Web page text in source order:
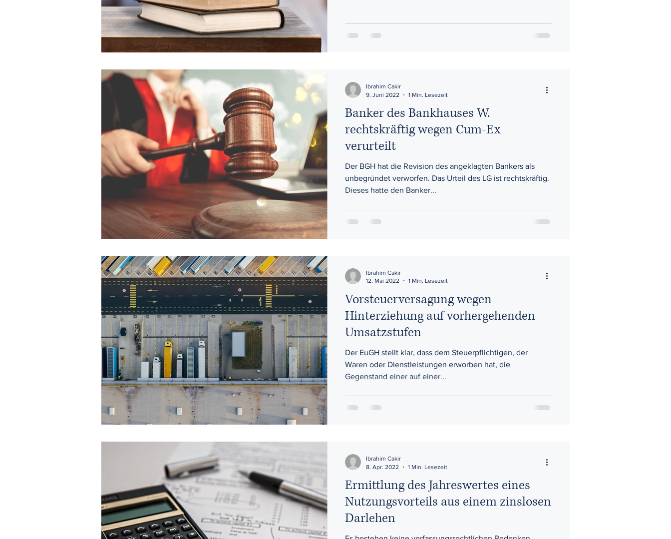
Banker des Bankhauses W.
rechtskräftig wegen Cum-Ex
verurteilt
Der BGH hat die Revision des angeklagten Bankers als
unbegründet verworfen. Das Urteil des LG ist rechtskräftig.
Dieses hatte den Banker...
Ibrahim Cakir
9. Juni 2022
1 Min. Lesezeit
Vorsteuerversagung wegen
Hinterziehung auf vorhergehenden
Umsatzstufen
Der EuGH stellt klar, dass dem Steuerpflichtigen, der
Waren oder Dienstleistungen erworben hat, die
Gegenstand einer auf einer...
Ibrahim Cakir
12. Mai 2022
1 Min. Lesezeit
Ermittlung des Jahreswertes eines
Nutzungsvorteils aus einem zinslosen
Darlehen
Ibrahim Cakir
8. Apr. 2022
1 Min. Lesezeit